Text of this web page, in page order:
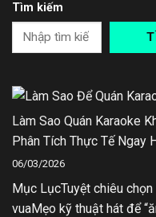
Tìm kiếm
Làm Sao Quán Karaoke
Phân Tích Thực Tế Ngay
06/03/2026
Mục LụcTuyệt chiêu
vuaMẹo kỹ thuật hát để